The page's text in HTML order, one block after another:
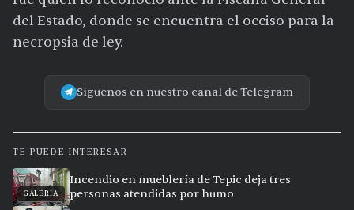
del Estado, donde se encuentra el occiso para la
necropsia de ley.
Síguenos en nuestro canal de Telegram
TE PUEDE INTERESAR
GALERÍA
Incendio en mueblería de Tepic deja tres
personas atendidas por humo